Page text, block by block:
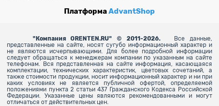
ПлатформаAdvantShop
" Компания ORENTEN.RU" © 2011-2026.
Все данные,
представленные на сайте, носят сугубо информационный характер и
не являются исчерпывающими. Для более подробной информации
следует обращаться к менеджерам компании по указанным на сайте
телефонам. Вся представленная на сайте информация, касающаяся
комплектации, технических характеристик, цветовых сочетаний, а
также стоимости продукции, носит информационный характер и ни при
каких условиях не является публичной офертой, определяемой
положениями пункта 2 статьи 437 Гражданского Кодекса Российской
Федерации. Указанные цены являются рекомендованными и могут
отличаться от действительных цен.